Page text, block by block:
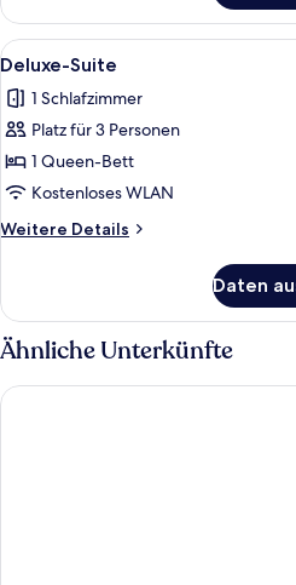
Studio
Alle
Fotos
für
Deluxe-
Suite
anzeigen
3
Deluxe-Suite
1 Schlafzimmer
Platz für 3 Personen
1 Queen-Bett
Kostenloses WLAN
Weitere Details
Weitere
Suite
Daten
Ähnliche Unterkünfte
Falls Lodge and Suites